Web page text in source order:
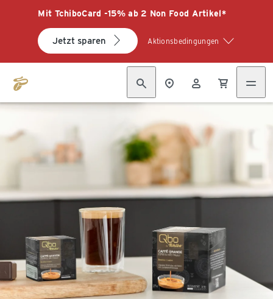
Mit TchiboCard -15% ab 2 Non Food Artikel*
Jetzt sparen Aktionsbedingungen